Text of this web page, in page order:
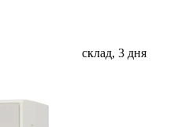
склад, 3 дня